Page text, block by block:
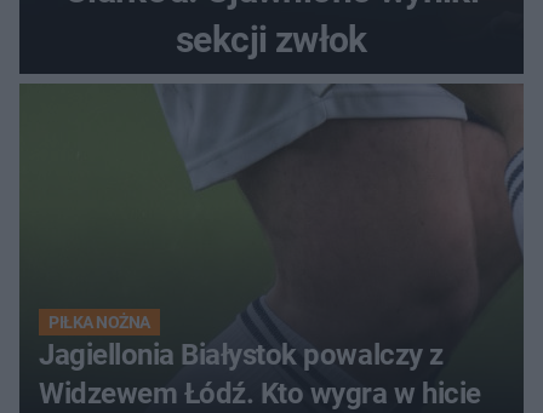
sekcji zwłok
PIŁKA NOŻNA
Jagiellonia Białystok powalczy z
Widzewem Łódź. Kto wygra w hicie